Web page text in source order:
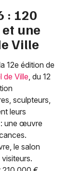
: 120
une
Ville
12e édition de
de Ville, du 12
sculpteurs,
leurs
une œuvre
le salon